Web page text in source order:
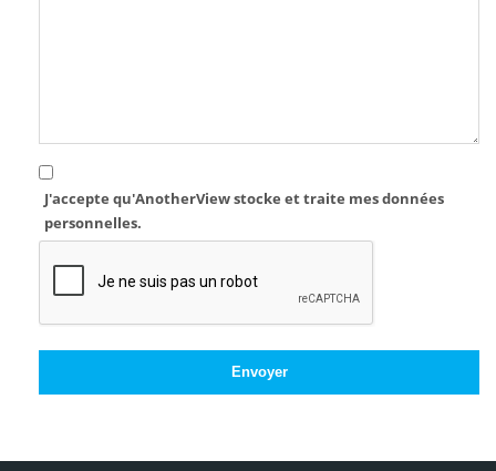
J'accepte qu'AnotherView stocke et traite mes données
personnelles.
Envoyer